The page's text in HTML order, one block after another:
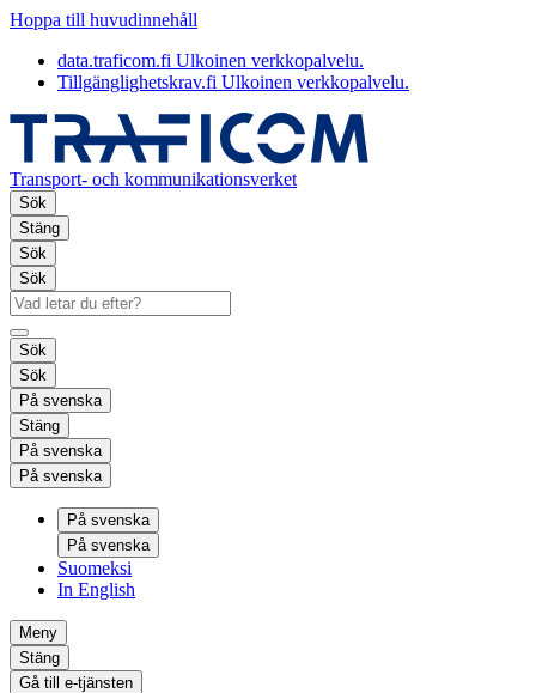
Hoppa till huvudinnehåll
data.traficom.fi Ulkoinen verkkopalvelu.
Tillgänglighetskrav.fi Ulkoinen verkkopalvelu.
Transport- och kommunikationsverket
Sök
Stäng
Sök
Sök
Sök
Sök
På svenska
Stäng
På svenska
På svenska
På svenska
På svenska
Suomeksi
In English
Meny
Stäng
Gå till e-tjänsten